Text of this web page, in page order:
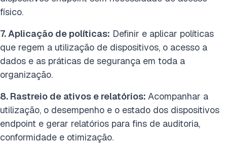
físico.
7. Aplicação de políticas: Definir e aplicar políticas
que regem a utilização de dispositivos, o acesso a
dados e as práticas de segurança em toda a
organização.
8. Rastreio de ativos e relatórios: Acompanhar a
utilização, o desempenho e o estado dos dispositivos
endpoint e gerar relatórios para fins de auditoria,
conformidade e otimização.